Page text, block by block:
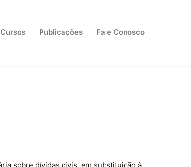
Cursos Publicações Fale Conosco
sobre dívidas civis, em substituição à